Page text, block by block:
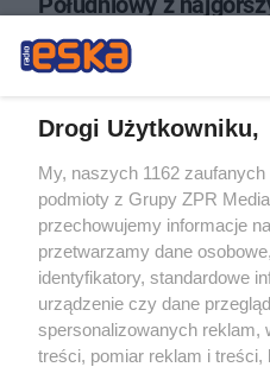
PRZERAŻAJĄCE!
Porzucony pies wył
Drogi Użytkowniku,
My, naszych 1162
podmioty z Grupy ZPR
przechowujemy informacje
przetwarzamy dane
identyfikatory, standardowe
urządzenie czy dane
spersonalizowanych reklam,
treści, pomiar reklam i treści,